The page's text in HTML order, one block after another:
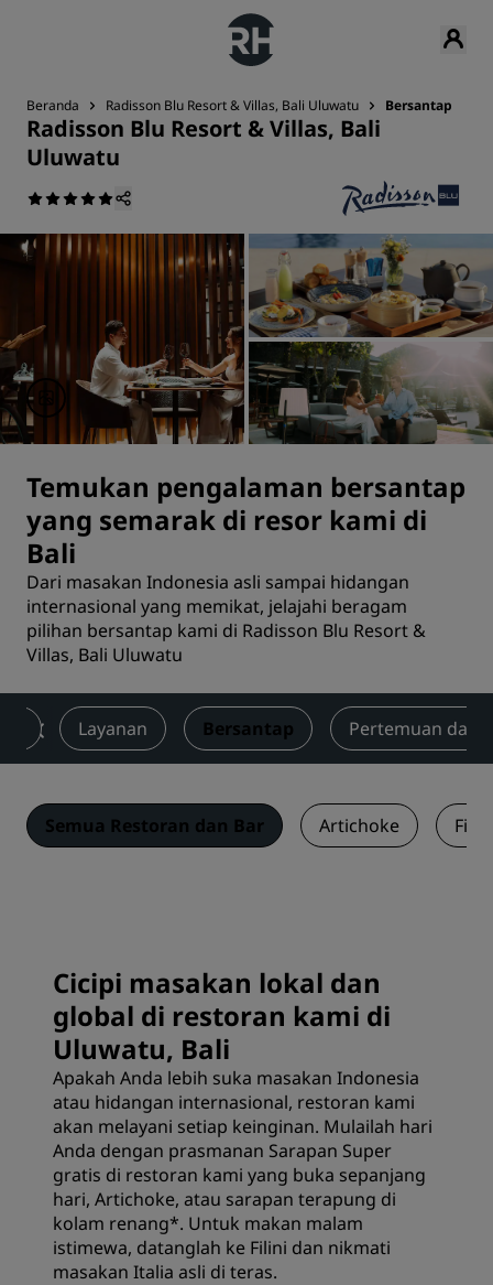
Beranda Radisson Blu Resort & Villas, Bali Uluwatu Bersantap
Radisson Blu Resort & Villas, Bali
Uluwatu
Temukan pengalaman bersantap
yang semarak di resor kami di
Bali
Dari masakan Indonesia asli sampai hidangan
internasional yang memikat, jelajahi beragam
pilihan bersantap kami di Radisson Blu Resort &
Villas, Bali Uluwatu
Layanan Bersantap Pertemuan dan
Semua Restoran dan Bar Artichoke
Cicipi masakan lokal dan
global di restoran kami di
Uluwatu, Bali
Apakah Anda lebih suka masakan Indonesia
atau hidangan internasional, restoran kami
akan melayani setiap keinginan. Mulailah hari
Anda dengan prasmanan Sarapan Super
gratis di restoran kami yang buka sepanjang
hari, Artichoke, atau sarapan terapung di
kolam renang*. Untuk makan malam
istimewa, datanglah ke Filini dan nikmati
masakan Italia asli di teras.